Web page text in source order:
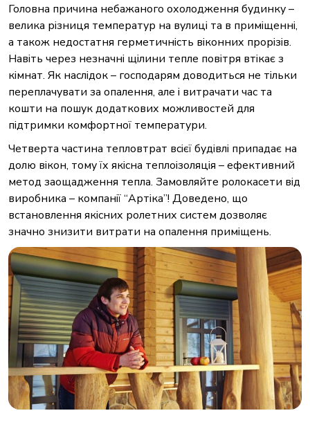
Головна причина небажаного охолодження будинку –
велика різниця температур на вулиці та в приміщенні,
а також недостатня герметичність віконних прорізів.
Навіть через незначні щілини тепле повітря втікає з
кімнат. Як наслідок – господарям доводиться не тільки
переплачувати за опалення, але і витрачати час та
кошти на пошук додаткових можливостей для
підтримки комфортної температури.
Четверта частина тепловтрат всієї будівлі припадає на
долю вікон, тому їх якісна теплоізоляція – ефективний
метод заощадження тепла. Замовляйте ролокасети від
виробника – компанії “Артіка”! Доведено, що
встановлення якісних ролетних систем дозволяє
значно знизити витрати на опалення приміщень.